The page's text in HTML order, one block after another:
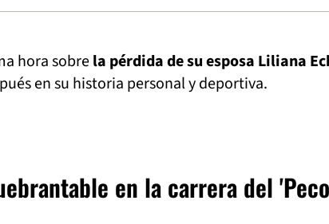
hora sobrela pérdida de su esposa Liliana
en su historia personal y deportiva.
en la carrera del